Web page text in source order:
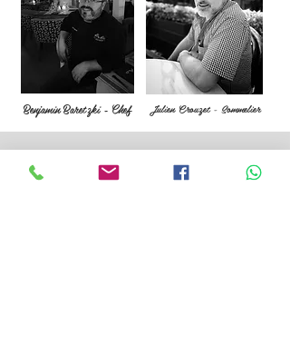
Benjamin Baretzki - Chef Julien Crouzet - Sommelier
Reservaciones